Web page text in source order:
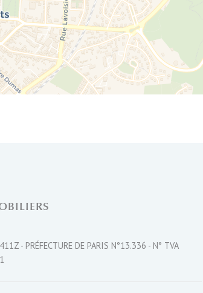
- PRÉFECTURE DE PARIS N°13.336 - N° TVA